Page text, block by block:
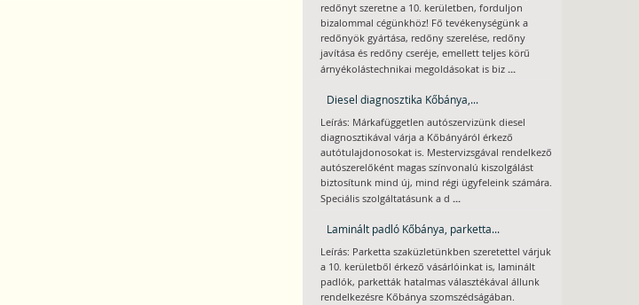
redőnyt szeretne a 10. kerületben, forduljon
bizalommal cégünkhöz! Fő tevékenységünk a
redőnyök gyártása, redőny szerelése, redőny
javítása és redőny cseréje, emellett teljes körű
árnyékolástechnikai megoldásokat is biz ...
Diesel diagnosztika Kőbánya,...
Leírás: Márkafüggetlen autószervizünk diesel
diagnosztikával várja a Kőbányáról érkező
autótulajdonosokat is. Mestervizsgával rendelkező
autószerelőként magas színvonalú kiszolgálást
biztosítunk mind új, mind régi ügyfeleink számára.
Speciális szolgáltatásunk a d ...
Laminált padló Kőbánya, parketta...
Leírás: Parketta szaküzletünkben szeretettel várjuk
a 10. kerületből érkező vásárlóinkat is, laminált
padlók, parketták hatalmas választékával állunk
rendelkezésre Kőbánya szomszédságában.